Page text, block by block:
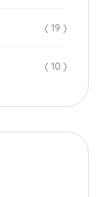
( 19 )
( 10 )